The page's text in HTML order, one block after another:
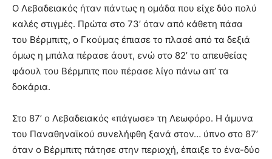
Ο Λεβαδειακός ήταν πάντως η ομάδα που είχε δύο πολύ
καλές στιγμές. Πρώτα στο 73’ όταν από κάθετη πάσα
του Βέρμπιτς, ο Γκούμας έπιασε το πλασέ από τα δεξιά
όμως η μπάλα πέρασε άουτ, ενώ στο 82’ το απευθείας
φάουλ του Βέρμπιτς που πέρασε λίγο πάνω απ’ τα
δοκάρια.
Στο 87’ ο Λεβαδειακός «πάγωσε» τη Λεωφόρο. Η άμυνα
του Παναθηναϊκού συνελήφθη ξανά στον… ύπνο στο 87’
όταν ο Βέρμπιτς πάτησε στην περιοχή, έπαιξε το ένα-δύο